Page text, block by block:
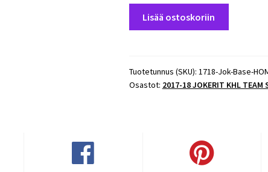
Base
HOME
Lisää ostoskoriin
Tuotetunnus (SKU): 1718-Jok-Base-
Osastot: 2017-18 JOKERIT KHL TEAM